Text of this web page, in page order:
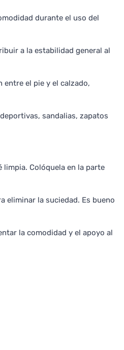
durante el uso del
a la estabilidad general al
entre el pie y el calzado,
sandalias, zapatos
limpia. Colóquela en la parte
eliminar la suciedad. Es bueno
la comodidad y el apoyo al